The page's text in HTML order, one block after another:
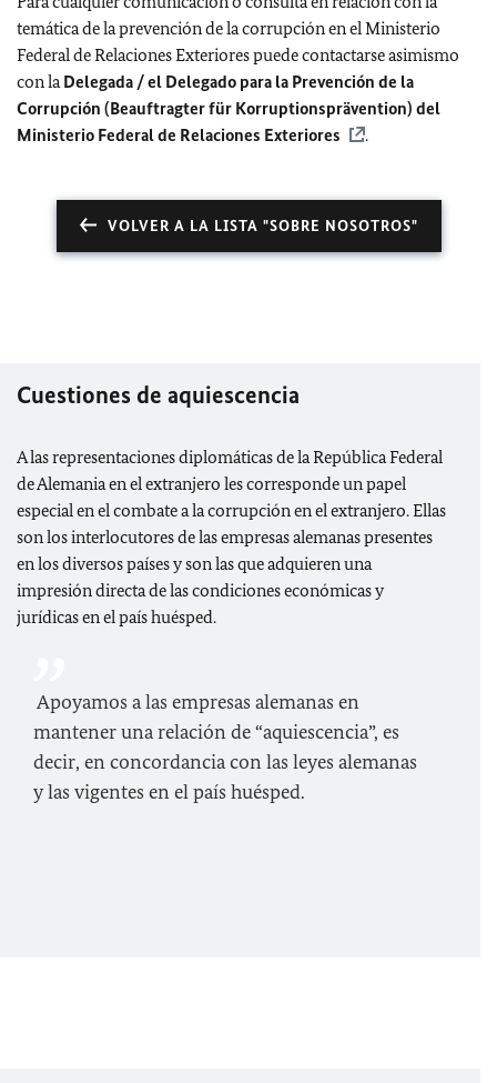
temática de la prevención de la corrupción en el Ministerio
Federal de Relaciones Exteriores puede contactarse asimismo
con la Delegada / el Delegado para la Prevención de la
Corrupción (Beauftragter für Korruptionsprävention) del
Ministerio Federal de Relaciones Exteriores
.
VOLVER A LA LISTA "SOBRE NOSOTROS"
Cuestiones de aquiescencia
A las representaciones diplomáticas de la República Federal
de Alemania en el extranjero les corresponde un papel
especial en el combate a la corrupción en el extranjero. Ellas
son los interlocutores de las empresas alemanas presentes
en los diversos países y son las que adquieren una
impresión directa de las condiciones económicas y
jurídicas en el país huésped.
Apoyamos a las empresas alemanas en
mantener una relación de “aquiescencia”, es
decir, en concordancia con las leyes alemanas
y las vigentes en el país huésped.